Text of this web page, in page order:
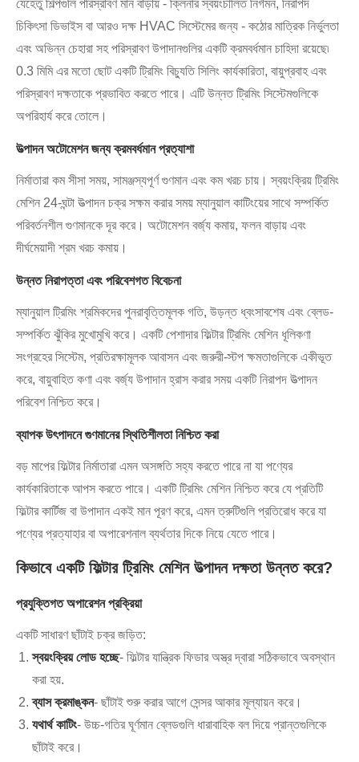
যেহেতু শিল্পগুলি পরিস্রাবণ মান বাড়ায় - ক্লিনার স্বয়ংচালিত নির্গমন, নিরাপদ
চিকিৎসা ডিভাইস বা আরও দক্ষ HVAC সিস্টেমের জন্য - কঠোর মাত্রিক নির্ভুলতা
এবং অভিন্ন চেহারা সহ পরিস্রাবণ উপাদানগুলির একটি ক্রমবর্ধমান চাহিদা রয়েছে৷
0.3 মিমি এর মতো ছোট একটি ট্রিমিং বিচ্যুতি সিলিং কার্যকারিতা, বায়ুপ্রবাহ এবং
পরিস্রাবণ দক্ষতাকে প্রভাবিত করতে পারে। এটি উন্নত ট্রিমিং সিস্টেমগুলিকে
অপরিহার্য করে তোলে।
উত্পাদন অটোমেশন জন্য ক্রমবর্ধমান প্রত্যাশা
নির্মাতারা কম সীসা সময়, সামঞ্জস্যপূর্ণ গুণমান এবং কম খরচ চায়। স্বয়ংক্রিয় ট্রিমিং
মেশিন 24-ঘন্টা উত্পাদন চক্র সক্ষম করার সময় ম্যানুয়াল কাটিংয়ের সাথে সম্পর্কিত
পরিবর্তনশীল গুণমানকে দূর করে। অটোমেশন বর্জ্য কমায়, ফলন বাড়ায় এবং
দীর্ঘমেয়াদী শ্রম খরচ কমায়।
উন্নত নিরাপত্তা এবং পরিবেশগত বিবেচনা
ম্যানুয়াল ট্রিমিং শ্রমিকদের পুনরাবৃত্তিমূলক গতি, উড়ন্ত ধ্বংসাবশেষ এবং ব্লেড-
সম্পর্কিত ঝুঁকির মুখোমুখি করে। একটি পেশাদার ফিল্টার ট্রিমিং মেশিন ধূলিকণা
সংগ্রহের সিস্টেম, প্রতিরক্ষামূলক আবাসন এবং জরুরী-স্টপ ক্ষমতাগুলিকে একীভূত
করে, বায়ুবাহিত কণা এবং বর্জ্য উপাদান হ্রাস করার সময় একটি নিরাপদ উত্পাদন
পরিবেশ নিশ্চিত করে।
ব্যাপক উৎপাদনে গুণমানের স্থিতিশীলতা নিশ্চিত করা
বড় মাপের ফিল্টার নির্মাতারা এমন অসঙ্গতি সহ্য করতে পারে না যা পণ্যের
কার্যকারিতাকে আপস করতে পারে। একটি ট্রিমিং মেশিন নিশ্চিত করে যে প্রতিটি
ফিল্টার কার্টিজ বা উপাদান একই মান পূরণ করে, এমন ত্রুটিগুলি প্রতিরোধ করে যা
পণ্যের প্রত্যাহার বা অপারেশনাল ব্যর্থতার দিকে নিয়ে যেতে পারে।
কিভাবে একটি ফিল্টার ট্রিমিং মেশিন উত্পাদন দক্ষতা উন্নত করে?
প্রযুক্তিগত অপারেশন প্রক্রিয়া
একটি সাধারণ ছাঁটাই চক্র জড়িত:
স্বয়ংক্রিয় লোড হচ্ছে- ফিল্টার যান্ত্রিক ফিডার অস্ত্র দ্বারা সঠিকভাবে অবস্থান
করা হয়.
ব্যাস ক্রমাঙ্কন- ছাঁটাই শুরু করার আগে সেন্সর আকার মূল্যায়ন করে।
যথার্থ কাটিং- উচ্চ-গতির ঘূর্ণমান ব্লেডগুলি ধারাবাহিক বল দিয়ে প্রান্তগুলিকে
ছাঁটাই করে।